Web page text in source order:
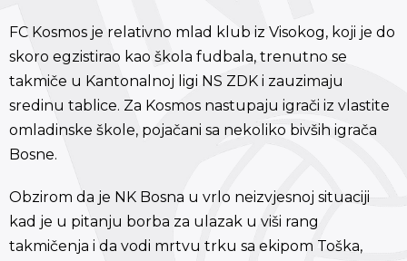
FC Kosmos je relativno mlad klub iz Visokog, koji je do
skoro egzistirao kao škola fudbala, trenutno se
takmiče u Kantonalnoj ligi NS ZDK i zauzimaju
sredinu tablice. Za Kosmos nastupaju igrači iz vlastite
omladinske škole, pojačani sa nekoliko bivših igrača
Bosne.
Obzirom da je NK Bosna u vrlo neizvjesnoj situaciji
kad je u pitanju borba za ulazak u viši rang
takmičenja i da vodi mrtvu trku sa ekipom Toška,